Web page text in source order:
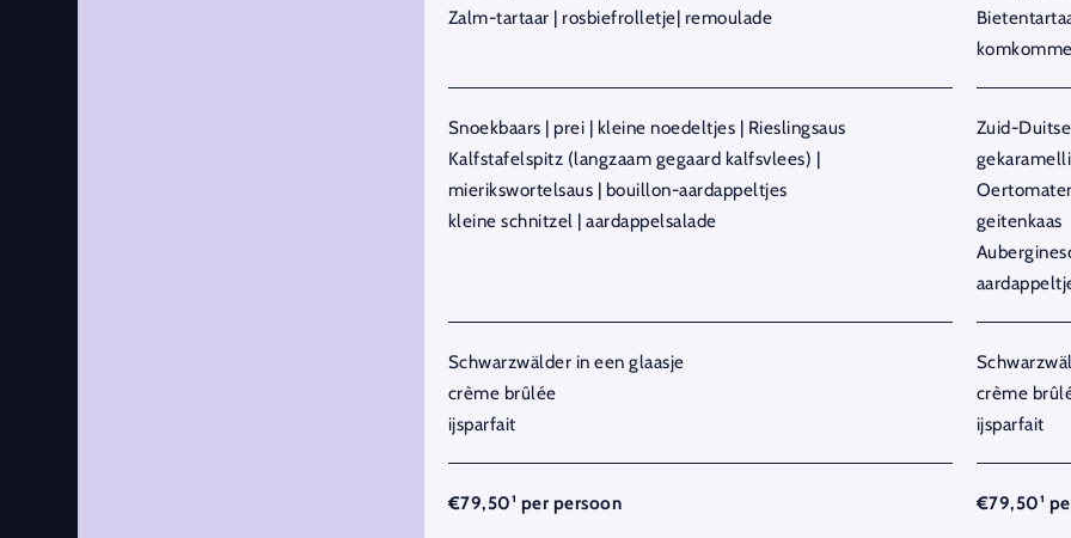
Zalm-tartaar | rosbiefrolletje| remoulade
Snoekbaars | prei | kleine noedeltjes | Rieslingsaus
Kalfstafelspitz (langzaam gegaard kalfsvlees) |
mierikswortelsaus | bouillon-aardappeltjes
kleine schnitzel | aardappelsalade
Zuid-
geitenkaas
Schwarzwälder in een glaasje
crème brûlée
ijsparfait
crème
ijsparfait
€79,50¹ per persoon €79,50¹